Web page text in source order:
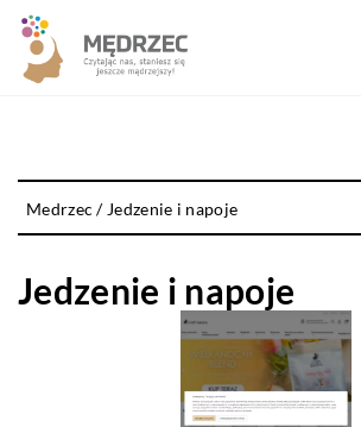
Medrzec / Jedzenie i napoje
Jedzenie i napoje